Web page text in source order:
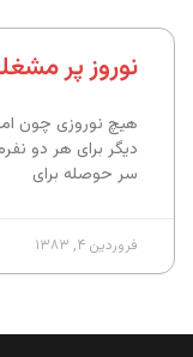
نوروز پر
هیچ نوروزی چون
دیگر برای هر دو
سر حوصله برای
فروردین ۴, ۱۳۸۳